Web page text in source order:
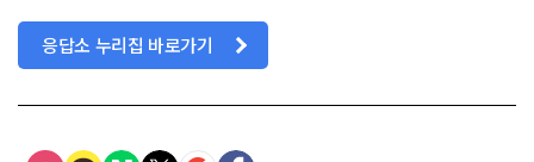
응답소 누리집 바로가기